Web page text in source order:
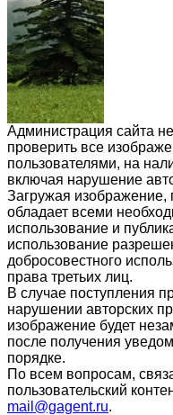
Администрация сайта
проверить все
пользователями, на
включая нарушение
Загружая изображение,
обладает всеми
использование и
использование
добросовестного
права третьих лиц.
В случае поступления
нарушении авторских
изображение будет
после получения
порядке.
По всем вопросам,
пользовательский
mail@gagent.ru.